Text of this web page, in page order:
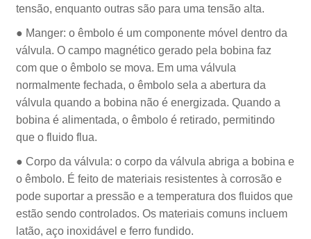
tensão, enquanto outras são para uma tensão alta.
● Manger: o êmbolo é um componente móvel dentro da
válvula. O campo magnético gerado pela bobina faz
com que o êmbolo se mova. Em uma válvula
normalmente fechada, o êmbolo sela a abertura da
válvula quando a bobina não é energizada. Quando a
bobina é alimentada, o êmbolo é retirado, permitindo
que o fluido flua.
● Corpo da válvula: o corpo da válvula abriga a bobina e
o êmbolo. É feito de materiais resistentes à corrosão e
pode suportar a pressão e a temperatura dos fluidos que
estão sendo controlados. Os materiais comuns incluem
latão, aço inoxidável e ferro fundido.